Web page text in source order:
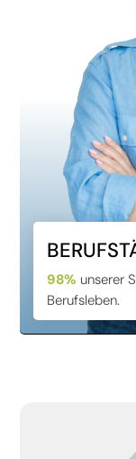
98% unserer
Berufsleben.